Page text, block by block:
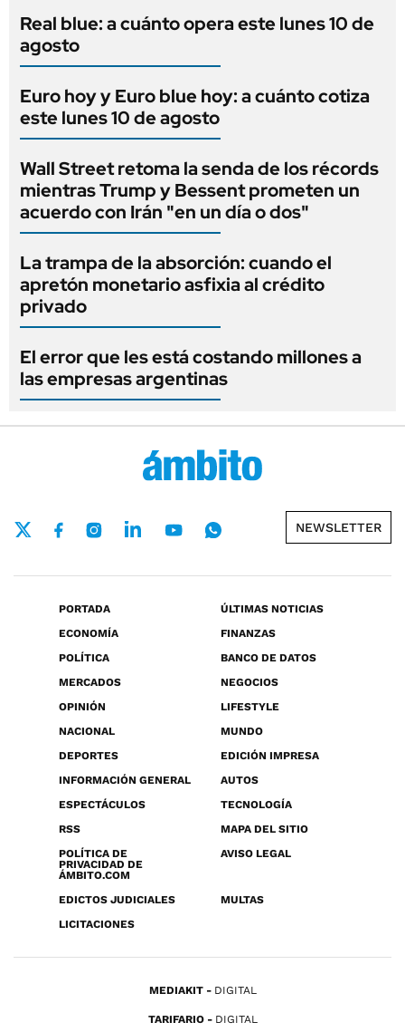
Real blue: a cuánto opera este lunes 10 de
agosto
Euro hoy y Euro blue hoy: a cuánto cotiza
este lunes 10 de agosto
Wall Street retoma la senda de los récords
mientras Trump y Bessent prometen un
acuerdo con Irán "en un día o dos"
La trampa de la absorción: cuando el
apretón monetario asfixia al crédito
privado
El error que les está costando millones a
las empresas argentinas
NEWSLETTER
PORTADA
ÚLTIMAS NOTICIAS
ECONOMÍA
FINANZAS
POLÍTICA
BANCO DE DATOS
MERCADOS
NEGOCIOS
OPINIÓN
LIFESTYLE
NACIONAL
MUNDO
DEPORTES
EDICIÓN IMPRESA
INFORMACIÓN GENERAL
AUTOS
ESPECTÁCULOS
TECNOLOGÍA
RSS
MAPA DEL SITIO
POLÍTICA DE
PRIVACIDAD DE
ÁMBITO.COM
AVISO LEGAL
EDICTOS JUDICIALES
MULTAS
LICITACIONES
MEDIAKIT DIGITAL
TARIFARIO DIGITAL